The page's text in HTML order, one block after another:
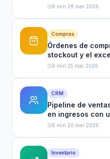
8 min·28 mar 2026
Compras
Órdenes de
stockout y el
9 min·25 mar 2026
CRM
Pipeline de
en ingresos con
8 min·20 mar 2026
Inventario